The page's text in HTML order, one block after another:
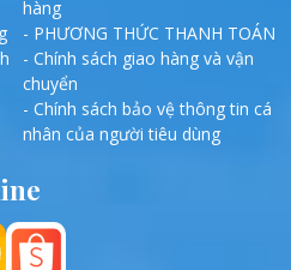
hàng
- PHƯƠNG THỨC THANH TOÁN
- Chính sách giao hàng và vận
chuyển
- Chính sách bảo vệ thông tin cá
nhân của người tiêu dùng